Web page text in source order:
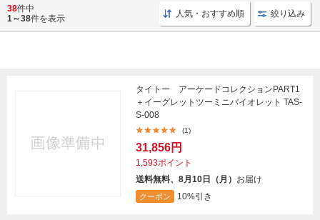
任天堂や
など各メーカーのゲーム機本体を豊富に
取り揃えております。
38件中
1～38件を表示 人気・おすすめ順 絞り込み
タイトー アーケードコレクションPART1
＋イーグレットツーミニバイオレット TAS-
S-008
(1)
31,856円
1,593ポイント
送料無料、8月10日（月） お届け
クーポン 10%引き